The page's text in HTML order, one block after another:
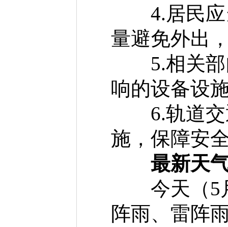
4.居民应
量避免外出
5.相关部
响的设备设
6.轨道交
施，保障安
最新天
今天（5月
阵雨、雷阵